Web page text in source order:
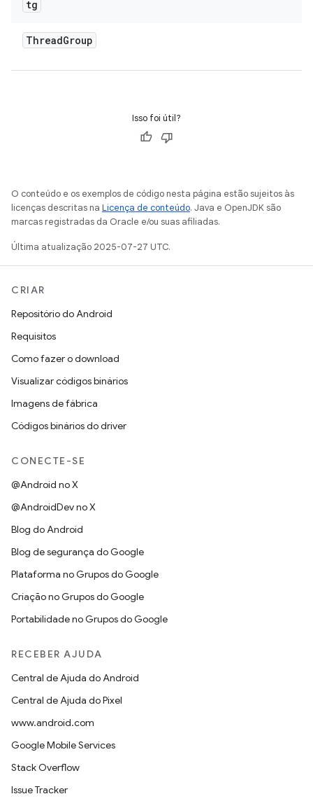
tg
ThreadGroup
Isso foi útil?
O conteúdo e os exemplos de código nesta página estão sujeitos às
licenças descritas na Licença de conteúdo. Java e OpenJDK são
marcas registradas da Oracle e/ou suas afiliadas.
Última atualização 2025-07-27 UTC.
CRIAR
Repositório do Android
Requisitos
Como fazer o download
Visualizar códigos binários
Imagens de fábrica
Códigos binários do driver
CONECTE-SE
@Android no X
@AndroidDev no X
Blog do Android
Blog de segurança do Google
Plataforma no Grupos do Google
Criação no Grupos do Google
Portabilidade no Grupos do Google
RECEBER AJUDA
Central de Ajuda do Android
Central de Ajuda do Pixel
www.android.com
Google Mobile Services
Stack Overflow
Issue Tracker